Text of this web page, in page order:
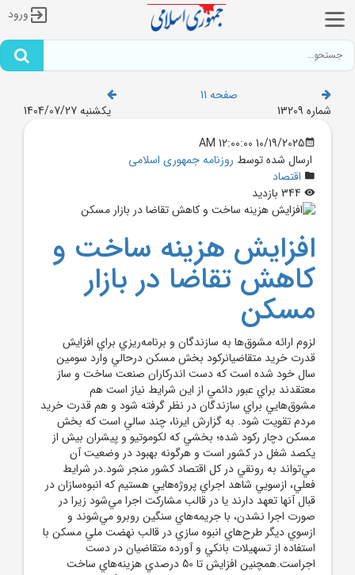
ورود
صفحه 11
شماره 13209
یکشنبه 1404/07/27
10/19/2025 12:00:00 AM
ارسال شده توسط روزنامه جمهوری اسلامی
اقتصاد
افزايش هزينه ساخت و
کاهش تقاضا در بازار
مسکن
لزوم ارائه مشوق‌ها به سازندگان و برنامه‌ريزي براي افزايش
قدرت خريد متقاضيانرکود بخش مسکن درحالي وارد سومين
سال خود شده است که دست اندرکاران صنعت ساخت و ساز
معتقدند براي عبور دائمي از اين شرايط نياز است هم
مشوق‌هايي براي سازندگان در نظر گرفته شود و هم قدرت خريد
مردم تقويت شود. به گزارش ايرنا، چند سالي است که بخش
مسکن دچار رکود شده؛ بخشي که لکوموتيو و پيشران بيش از
يکصد شغل در کشور است و هرگونه بهبود در وضعيت آن
مي‌تواند به رونقي در کل اقتصاد کشور منجر شود.در شرايط
فعلي، ازسويي شاهد اجراي پروژه‌هايي هستيم که انبوه‌سازان در
قبال آنها تعهد دارند يا در قالب مشارکت اجرا مي‌شود زيرا در
صورت اجرا نشدن، با جريمه‌هاي سنگين روبرو مي‌شوند و
ازسوي ديگر طرح‌هاي انبوه سازي در قالب نهضت ملي مسکن با
استفاده از تسهيلات بانکي و آورده متقاضيان در دست
اجراست.همچنين افزايش تا 50 درصدي هزينه‌هاي ساخت